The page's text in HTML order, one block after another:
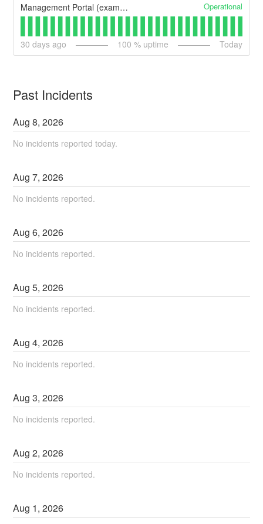
Management Portal (example) Operational
30 days ago 100 % uptime Today
Past Incidents
Aug8,2026
No incidents reported today.
Aug7,2026
No incidents reported.
Aug6,2026
No incidents reported.
Aug5,2026
No incidents reported.
Aug4,2026
No incidents reported.
Aug3,2026
No incidents reported.
Aug2,2026
No incidents reported.
Aug 1,2026